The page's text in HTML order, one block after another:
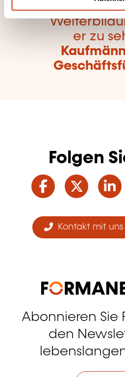
Hier
er zu
Folgen
Facebook
Kontakt mit uns
Abonnieren Sie
den